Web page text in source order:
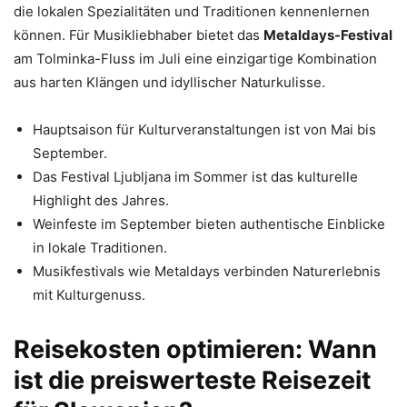
die lokalen Spezialitäten und Traditionen kennenlernen
können. Für Musikliebhaber bietet das Metaldays-Festival
am Tolminka-Fluss im Juli eine einzigartige Kombination
aus harten Klängen und idyllischer Naturkulisse.
Hauptsaison für Kulturveranstaltungen ist von Mai bis
September.
Das Festival Ljubljana im Sommer ist das kulturelle
Highlight des Jahres.
Weinfeste im September bieten authentische Einblicke
in lokale Traditionen.
Musikfestivals wie Metaldays verbinden Naturerlebnis
mit Kulturgenuss.
Reisekosten optimieren: Wann
ist die preiswerteste Reisezeit